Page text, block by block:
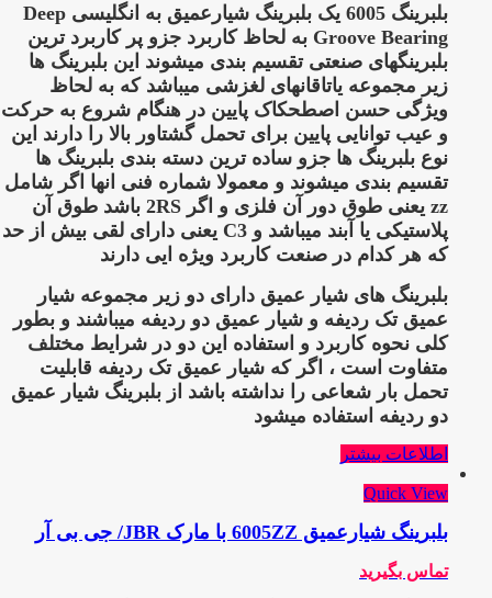
بلبرینگ 6005
یک بلبرینگ شیارعمیق به انگلیسی Deep
Groove Bearing به لحاظ کاربرد جزو پر کاربرد ترین
بلبرینگهای صنعتی تقسیم بندی میشوند این بلبرینگ ها
زیر مجموعه یاتاقانهای لغزشی میباشد که به لحاظ
ویژگی حسن اصطحکاک پایین در هنگام شروع به حرکت
و عیب توانایی پایین برای تحمل گشتاور بالا را دارند این
نوع بلبرینگ ها جزو ساده ترین دسته بندی بلبرینگ ها
تقسیم بندی میشوند و معمولا شماره فنی انها اگر شامل
zz یعنی طوق دور آن فلزی و اگر 2RS باشد طوق آن
پلاستیکی یا آبند میباشد و C3 یعنی دارای لقی بیش از حد
که هر کدام در صنعت کاربرد ویژه ایی دارند
بلبرینگ های شیار عمیق دارای دو زیر مجموعه شیار
عمیق تک ردیفه و شیار عمیق دو ردیفه میباشند و بطور
کلی نحوه کاربرد و استفاده این دو در شرایط مختلف
متفاوت است ، اگر که شیار عمیق تک ردیفه قابلیت
تحمل بار شعاعی را نداشته باشد از بلبرینگ شیار عمیق
دو ردیفه استفاده میشود
اطلاعات بیشتر
Quick View
بلبرینگ شیارعمیق 6005ZZ با مارک JBR/ جی بی آر
تماس بگیرید